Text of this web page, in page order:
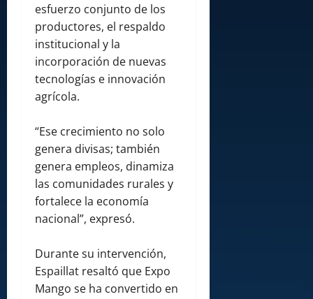
esfuerzo conjunto de los
productores, el respaldo
institucional y la
incorporación de nuevas
tecnologías e innovación
agrícola.
“Ese crecimiento no solo
genera divisas; también
genera empleos, dinamiza
las comunidades rurales y
fortalece la economía
nacional”, expresó.
Durante su intervención,
Espaillat resaltó que Expo
Mango se ha convertido en